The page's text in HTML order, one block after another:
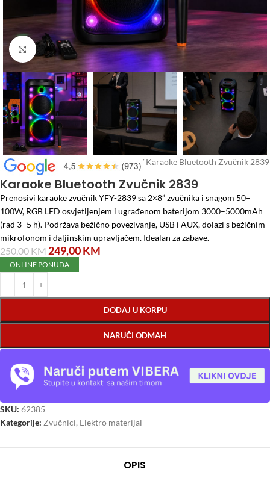
Click to enlarge
Početna/Elektro materijal /Zvučnici/ Karaoke Bluetooth Zvučnik 2839
Karaoke Bluetooth Zvučnik 2839
Prenosivi karaoke zvučnik YFY-2839 sa 2×8” zvučnika i snagom 50–
100W, RGB LED osvjetljenjem i ugrađenom baterijom 3000–5000mAh
(rad 3–5 h). Podržava bežično povezivanje, USB i AUX, dolazi s bežičnim
mikrofonom i daljinskim upravljačem. Idealan za zabave.
250,00KM 249,00KM
ONLINE PONUDA
DODAJ U KORPU
NARUČI ODMAH
SKU: 62385
Kategorije: Zvučnici, Elektro materijal
OPIS